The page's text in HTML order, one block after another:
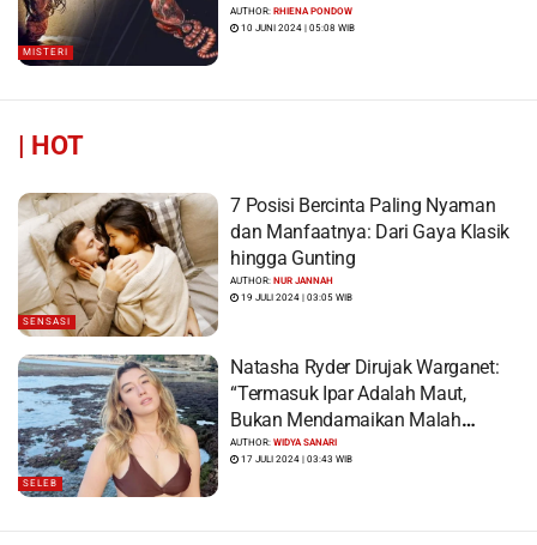
MISTERI
AUTHOR:RHIENA PONDOW
10 JUNI 2024 | 05:08 WIB
| HOT
SENSASI
7 Posisi Bercinta Paling Nyaman
dan Manfaatnya: Dari Gaya Klasik
hingga Gunting
AUTHOR:NUR JANNAH
19 JULI 2024 | 03:05 WIB
SELEB
Natasha Ryder Dirujak Warganet:
“Termasuk Ipar Adalah Maut,
Bukan Mendamaikan Malah
Menyiram Bensin”
AUTHOR:WIDYA SANARI
17 JULI 2024 | 03:43 WIB